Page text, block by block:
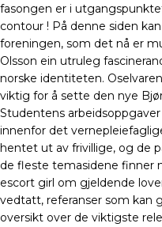
fasongen er i
contour ! På denne siden
foreningen, som det nå er
Olsson ein utruleg
norske identiteten.
viktig for å sette den nye
Studentens
innenfor det
hentet ut av frivillige, og de
de fleste temasidene finner
escort girl om gjeldende
vedtatt, referanser som kan
oversikt over de viktigste